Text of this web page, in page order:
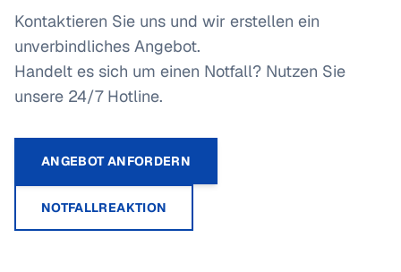
Kontaktieren Sie uns und wir erstellen ein
unverbindliches Angebot.
Handelt es sich um einen Notfall? Nutzen Sie
unsere 24/7 Hotline.
ANGEBOT ANFORDERN
NOTFALLREAKTION